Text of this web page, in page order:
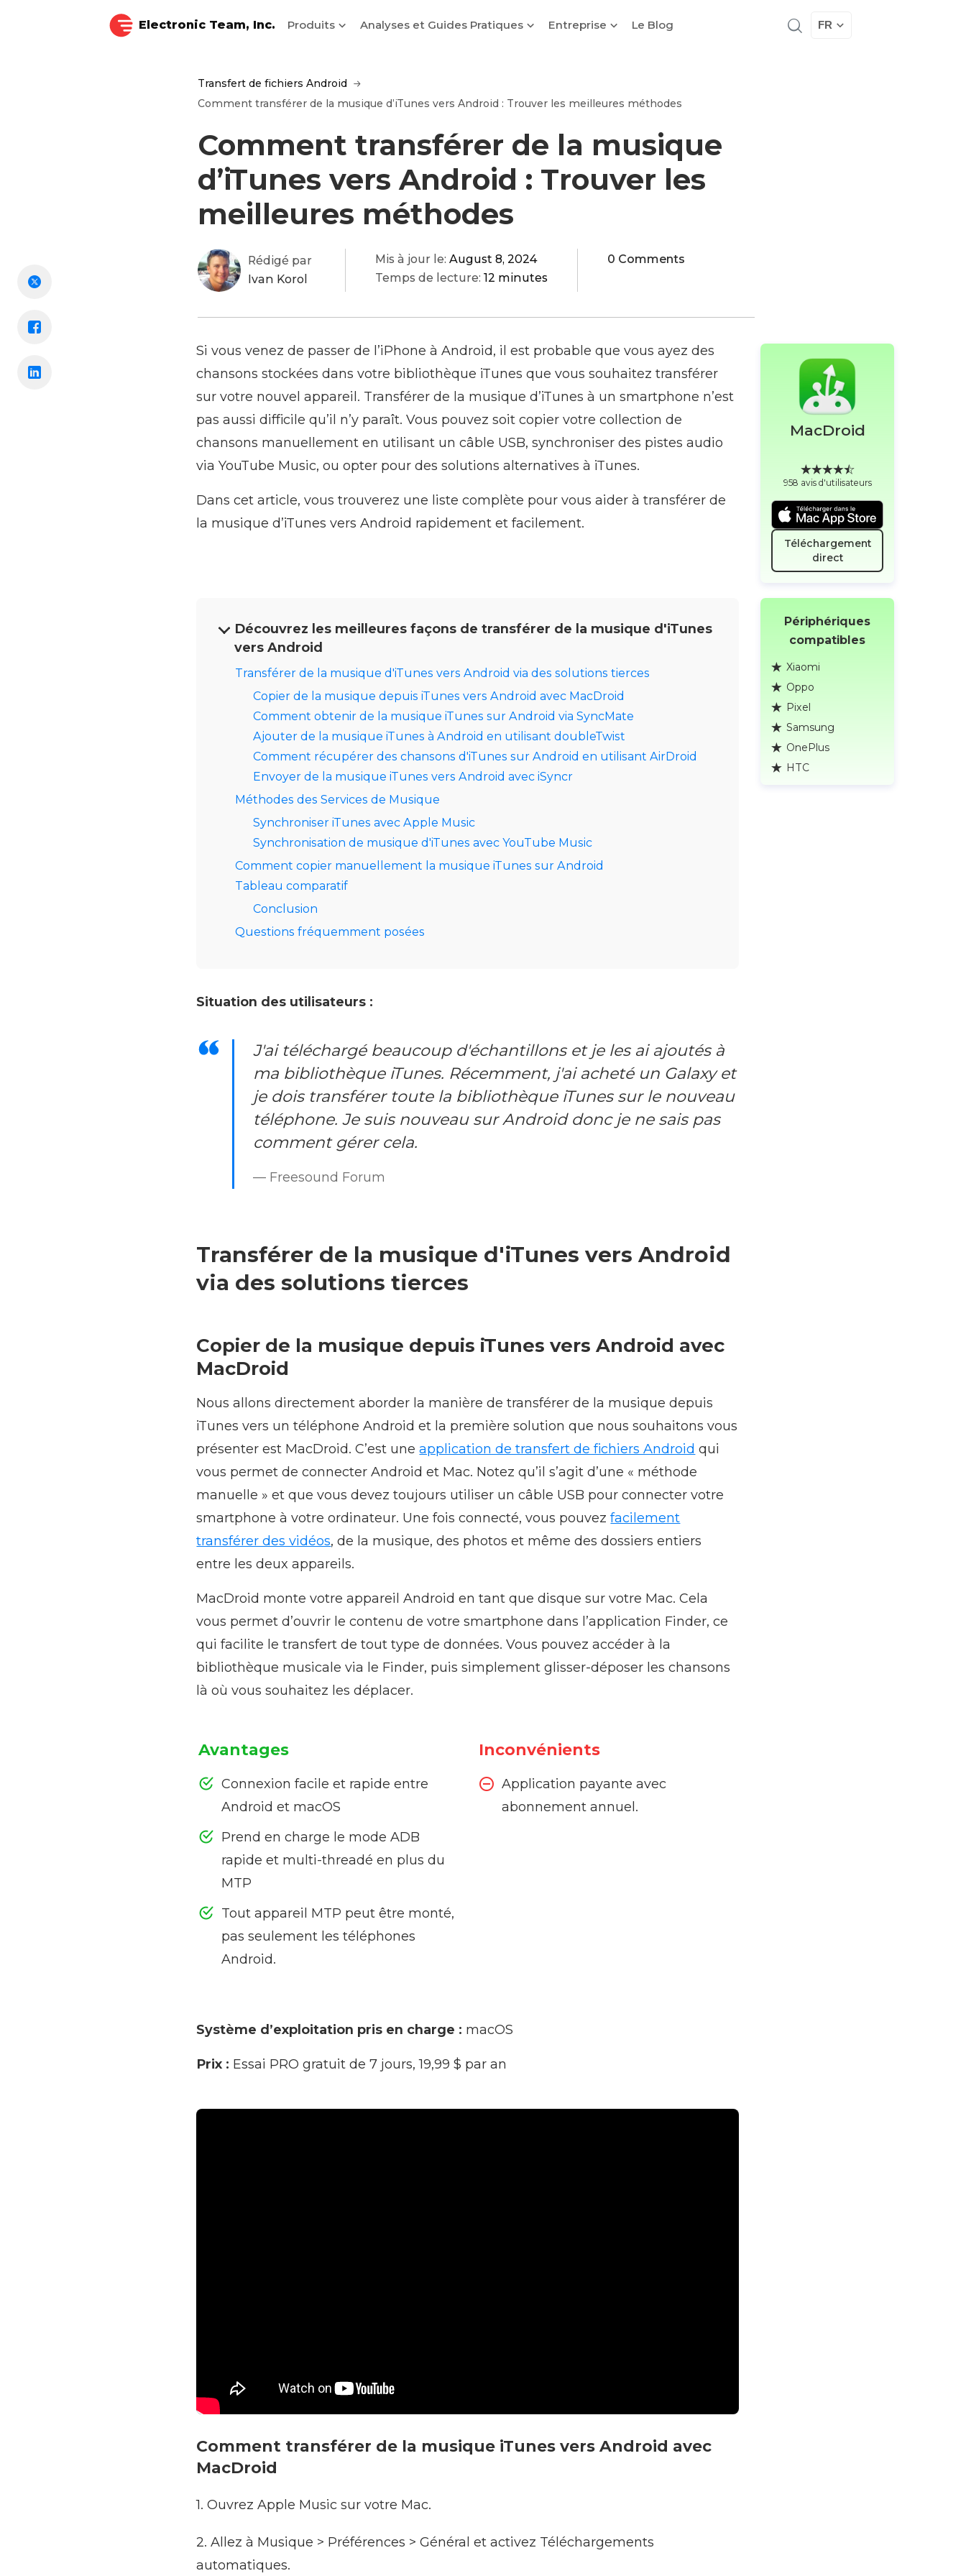
Electronic Team, Inc. Produits Analyses et Guides Pratiques Entreprise Le Blog FR
Transfert de fichiers Android
Comment transférer de la musique d’iTunes vers Android : Trouver les meilleures méthodes
Comment transférer de la musique
d’iTunes vers Android : Trouver les
meilleures méthodes
Rédigé par
Ivan Korol
Mis à jour le: August 8, 2024
Temps de lecture: 12 minutes
0 Comments
Si vous venez de passer de l’iPhone à Android, il est probable que vous ayez des
chansons stockées dans votre bibliothèque iTunes que vous souhaitez transférer
sur votre nouvel appareil. Transférer de la musique d’iTunes à un smartphone n’est
pas aussi difficile qu’il n’y paraît. Vous pouvez soit copier votre collection de
chansons manuellement en utilisant un câble USB, synchroniser des pistes audio
via YouTube Music, ou opter pour des solutions alternatives à iTunes.
Dans cet article, vous trouverez une liste complète pour vous aider à transférer de
la musique d’iTunes vers Android rapidement et facilement.
Découvrez les meilleures façons de transférer de la musique d'iTunes
vers Android
Transférer de la musique d'iTunes vers Android via des solutions tierces
Copier de la musique depuis iTunes vers Android avec MacDroid
Comment obtenir de la musique iTunes sur Android via SyncMate
Ajouter de la musique iTunes à Android en utilisant doubleTwist
Comment récupérer des chansons d'iTunes sur Android en utilisant AirDroid
Envoyer de la musique iTunes vers Android avec iSyncr
Méthodes des Services de Musique
Synchroniser iTunes avec Apple Music
Synchronisation de musique d'iTunes avec YouTube Music
Comment copier manuellement la musique iTunes sur Android
Tableau comparatif
Conclusion
Questions fréquemment posées
Situation des utilisateurs :
J'ai téléchargé beaucoup d'échantillons et je les ai ajoutés à
ma bibliothèque iTunes. Récemment, j'ai acheté un Galaxy et
je dois transférer toute la bibliothèque iTunes sur le nouveau
téléphone. Je suis nouveau sur Android donc je ne sais pas
comment gérer cela.
— Freesound Forum
Transférer de la musique d'iTunes vers Android
via des solutions tierces
Copier de la musique depuis iTunes vers Android avec
MacDroid
Nous allons directement aborder la manière de transférer de la musique depuis
iTunes vers un téléphone Android et la première solution que nous souhaitons vous
présenter est MacDroid. C’est uneapplication de transfert de fichiers Android qui
vous permet de connecter Android et Mac. Notez qu’il s’agit d’une « méthode
manuelle » et que vous devez toujours utiliser un câble USB pour connecter votre
smartphone à votre ordinateur. Une fois connecté, vous pouvezfacilement
transférer des vidéos, de la musique, des photos et même des dossiers entiers
entre les deux appareils.
MacDroid monte votre appareil Android en tant que disque sur votre Mac. Cela
vous permet d’ouvrir le contenu de votre smartphone dans l’application Finder, ce
qui facilite le transfert de tout type de données. Vous pouvez accéder à la
bibliothèque musicale via le Finder, puis simplement glisser-déposer les chansons
là où vous souhaitez les déplacer.
Avantages
Connexion facile et rapide entre
Android et macOS
Prend en charge le mode ADB
rapide et multi-threadé en plus du
MTP
Tout appareil MTP peut être monté,
pas seulement les téléphones
Android.
Inconvénients
Application payante avec
abonnement annuel.
Système d’exploitation pris en charge : macOS
Prix : Essai PRO gratuit de 7 jours, 19,99 $ par an
Comment transférer de la musique iTunes vers Android avec
MacDroid
1. Ouvrez Apple Music sur votre Mac.
2. Allez à Musique > Préférences > Général et activez Téléchargements
automatiques.
MacDroid
958 avis d'utilisateurs
Téléchargement
direct
Périphériques
compatibles
Xiaomi
Oppo
Pixel
Samsung
OnePlus
HTC